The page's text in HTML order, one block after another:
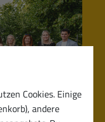
Cookies. Einige
andere